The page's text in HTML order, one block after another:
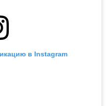
в Instagram